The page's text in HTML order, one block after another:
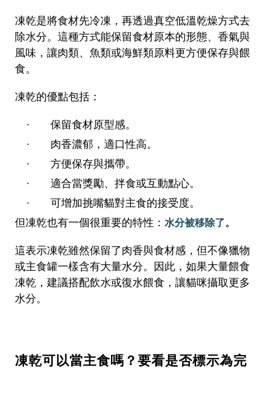
凍乾是將食材先冷凍，再透過真空低溫乾燥方式去
除水分。這種方式能保留食材原本的形態、香氣與
風味，讓肉類、魚類或海鮮類原料更方便保存與餵
食。
凍乾的優點包括：
· 保留食材原型感。
· 肉香濃郁，適口性高。
· 方便保存與攜帶。
· 適合當獎勵、拌食或互動點心。
· 可增加挑嘴貓對主食的接受度。
但凍乾也有一個很重要的特性： 水分被移除了。
這表示凍乾雖然保留了肉香與食材感，但不像獵物
或主食罐一樣含有大量水分。因此，如果大量餵食
凍乾，建議搭配飲水或復水餵食，讓貓咪攝取更多
水分。
凍乾可以當主食嗎？要看是否標示為完